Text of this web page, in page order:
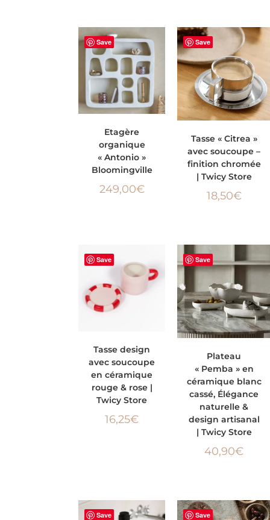
Save
PANIER
Etagère
organique
« Antonio »
Bloomingville
249,00€
Save
Tasse « Citrea »
avec soucoupe –
finition chromée
| Twicy Store
18,50€
Save
PANIER
Tasse design
avec soucoupe
en céramique
rouge & rose |
Twicy Store
16,25€
Save
Plateau
« Pemba » en
céramique blanc
cassé, Élégance
naturelle &
design artisanal
| Twicy Store
40,90€
Save Save